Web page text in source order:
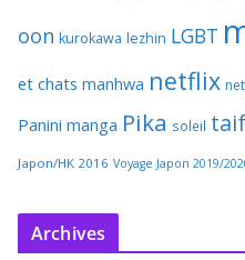
oon kurokawa lezhin LGBT
et chats manhwa netflix
Panini manga Pika soleil
Japon/HK 2016 Voyage Japon 2019/
Archives